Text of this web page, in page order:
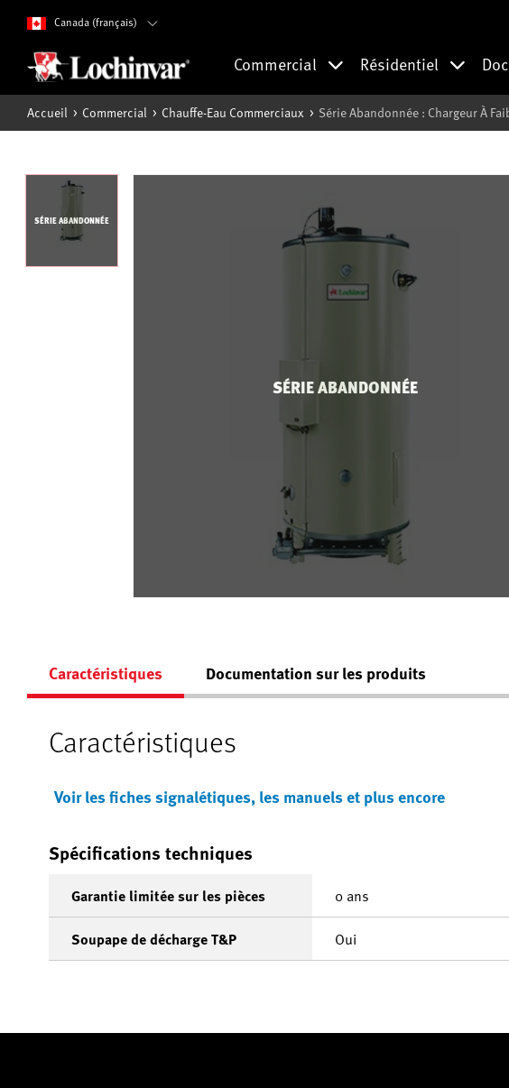
Canada (français)
Commercial Résidentiel
Accueil Commercial Chauffe-Eau Commerciaux Série Abandonnée : Chargeur À
SÉRIE ABANDONNÉE
SÉRIE ABANDONNÉE
Caractéristiques Documentation sur les produits
Caractéristiques
Voir les fiches signalétiques, les manuels et plus encore
Spécifications techniques
Garantie limitée sur les pièces 0 ans
Soupape de décharge T&P Oui